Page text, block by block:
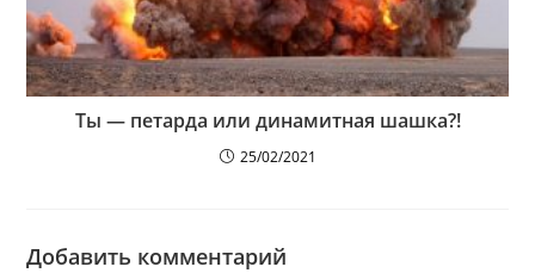
Ты — петарда или динамитная шашка?!
25/02/2021
Добавить комментарий